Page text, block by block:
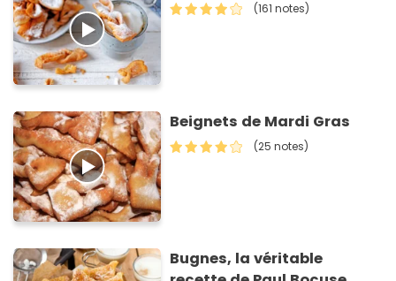
(161 notes)
Beignets de Mardi Gras
(25 notes)
Bugnes, la véritable